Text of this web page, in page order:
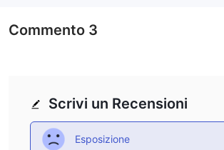
Scrivi un Recensioni
Esposizione
Commento 3